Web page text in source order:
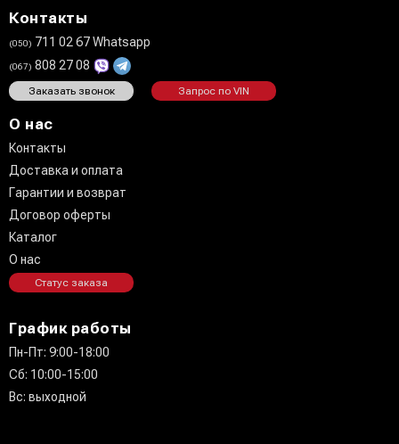
Контакты
(050) 711 02 67 Whatsapp
(067) 808 27 08
Заказать звонок Запрос по VIN
О нас
Контакты
Доставка и оплата
Гарантии и возврат
Договор оферты
Каталог
О нас
Статус заказа
График работы
Пн-Пт: 9:00-18:00
Сб: 10:00-15:00
Вс: выходной